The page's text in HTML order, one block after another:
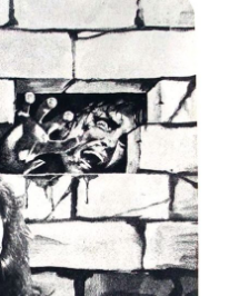
Alfonso
Brescia